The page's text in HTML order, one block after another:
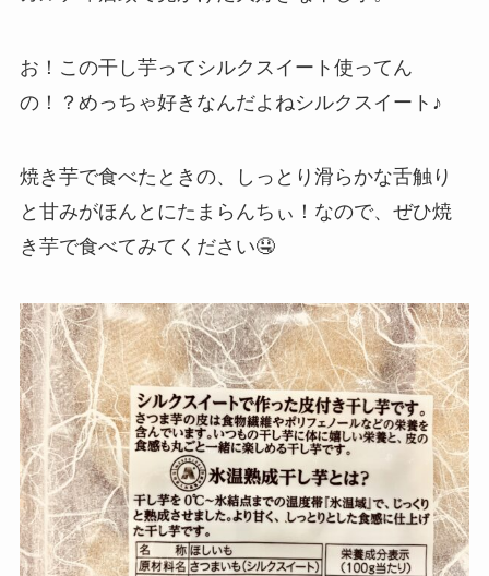
お！この干し芋ってシルクスイート使ってん
の！？めっちゃ好きなんだよねシルクスイート♪
焼き芋で食べたときの、しっとり滑らかな舌触り
と甘みがほんとにたまらんちぃ！なので、ぜひ焼
き芋で食べてみてください🤤